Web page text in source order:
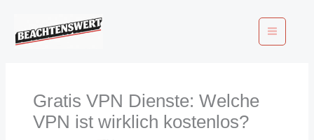
springen
Gratis VPN Dienste: Welche
VPN ist wirklich kostenlos?